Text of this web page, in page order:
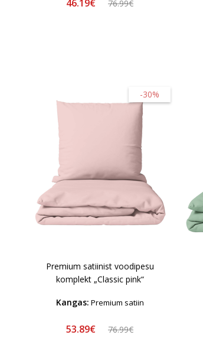
46.19€ 76.99€
-30%
Premium satiinist voodipesu
komplekt „Classic pink“
Kangas: Premium satiin
53.89€ 76.99€